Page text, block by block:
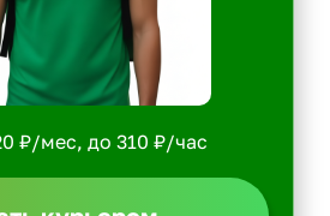
₽/мес, до 310 ₽/час